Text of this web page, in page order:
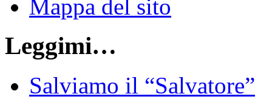
Mappa del sito
Leggimi…
Salviamo il “Salvatore”